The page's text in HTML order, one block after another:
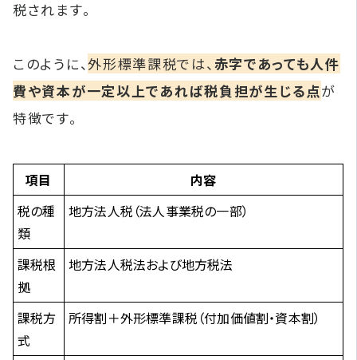
税されます。
このように、外形標準課税では、 赤字であっても人件
費や資本が一定以上であれば税負担が生じる点が
特徴です。
項目
内容
税の種
類
地方法人税（法人事業税の一部）
課税根
拠
地方法人税法および地方税法
課税方
式
所得割＋外形標準課税（付加価値割・資本割）